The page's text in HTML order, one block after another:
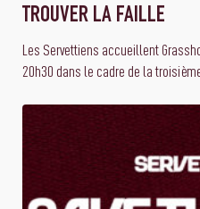
TROUVER LA FAILLE
Les Servettiens accueillent
20h30 dans le cadre de la